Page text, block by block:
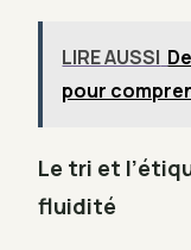
LIRE AUSSI
pour
Le tri et
fluidité